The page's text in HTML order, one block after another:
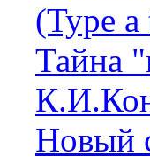
(Type
Тайна
Новый